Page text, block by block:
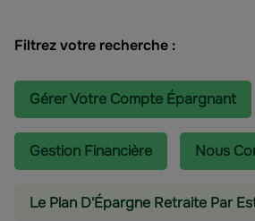
Filtrez votre recherche :
Gérer Votre Compte Épargnant
Gestion Financière Nous
Le Plan D'Épargne Retraite Par